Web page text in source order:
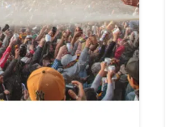
tu experiencia
cuánto dura